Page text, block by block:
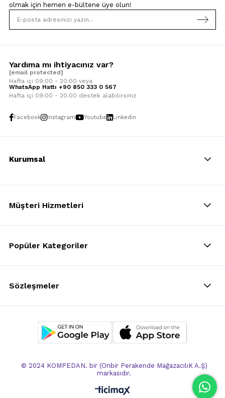
olmak için hemen e-bültene üye olun!
Yardıma mı ihtiyacınız var?
[email protected]
Hafta içi 09:00 - 20:00 veya
WhatsApp Hattı +90 850 333 0 567
Hafta içi 09:00 - 20:00 destek alabilirsiniz
Facebook Instagram Youtube Linkedin
Kurumsal
Müşteri Hizmetleri
Popüler Kategoriler
Sözleşmeler
© 2024 KOMPEDAN. bir (Onbir Perakende MağazacılıK A.Ş)
markasıdır.